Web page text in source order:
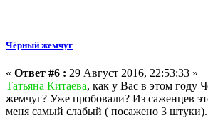
Чёрный жемчуг
« Ответ #6 : 29 Август 2016, 22:53:33 »
Татьяна Китаева, как у Вас в этом году
жемчуг? Уже пробовали? Из саженцев
меня самый слабый ( посажено 3 штуки).